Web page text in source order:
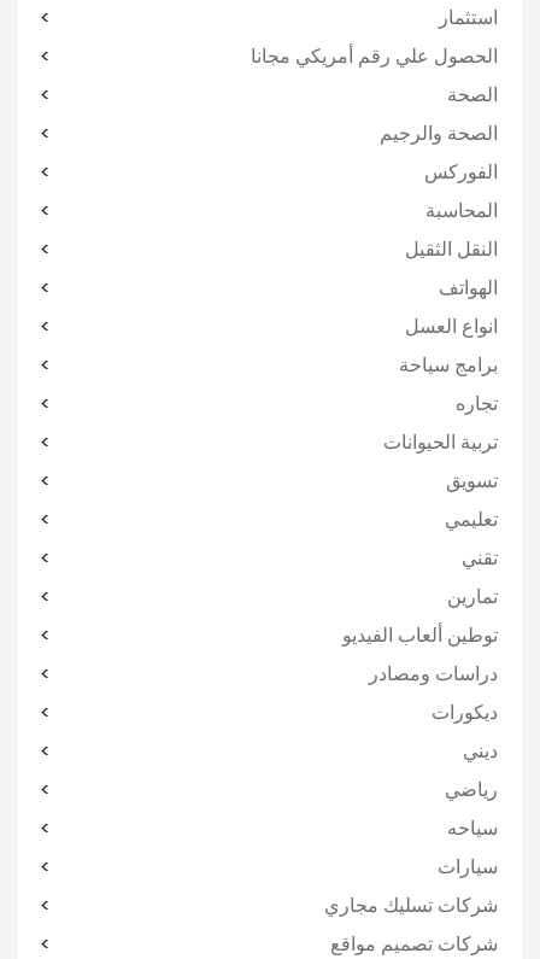
استثمار
الحصول علي رقم أمريكي مجانا
الصحة
الصحة والرجيم
الفوركس
المحاسبة
النقل الثقيل
الهواتف
انواع العسل
برامج سياحة
تجاره
تربية الحيوانات
تسويق
تعليمي
تقني
تمارين
توطين ألعاب الفيديو
دراسات ومصادر
ديكورات
ديني
رياضي
سياحه
سيارات
شركات تسليك مجاري
شركات تصميم مواقع